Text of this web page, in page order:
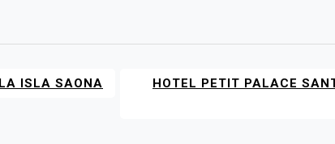
ISLA SAONA
HOTEL PETIT PALACE